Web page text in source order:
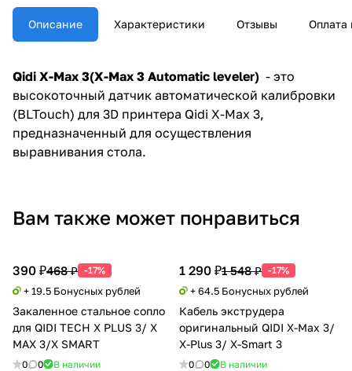
Описание Характеристики Отзывы Оплата
Qidi X-Max 3(X-Max 3 Automatic leveler) - это
высокоточный датчик автоматической калибровки
(BLTouch) для 3D принтера Qidi X-Max 3,
предназначенный для осуществления
выравнивания стола.
Вам также может понравиться
390 ₽468 ₽ -17%
+ 19.5 Бонусных рублей
Закаленное стальное сопло
для QIDI TECH X PLUS 3/ X
MAX 3/X SMART
0 0 В наличии
1 290 ₽1 548 ₽ -17%
+ 64.5 Бонусных рублей
Кабель экструдера
оригинальный QIDI X-Max 3/
X-Plus 3/ X-Smart 3
0 0 В наличии